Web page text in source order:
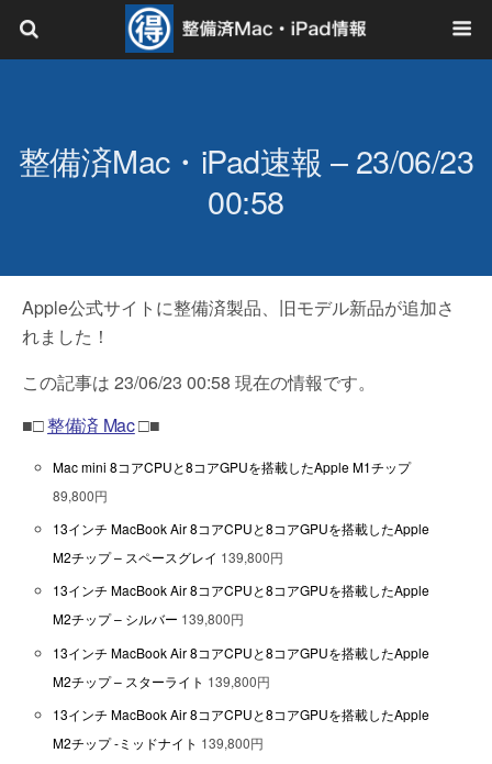
整備済Mac・iPad速報 – 23/06/23
00:58
Apple公式サイトに整備済製品、旧モデル新品が追加さ
れました！
この記事は 23/06/23 00:58 現在の情報です。
■□整備済 Mac□■
Mac mini 8コアCPUと8コアGPUを搭載したApple M1チップ
89,800円
13インチ MacBook Air 8コアCPUと8コアGPUを搭載したApple
M2チップ – スペースグレイ 139,800円
13インチ MacBook Air 8コアCPUと8コアGPUを搭載したApple
M2チップ – シルバー 139,800円
13インチ MacBook Air 8コアCPUと8コアGPUを搭載したApple
M2チップ – スターライト 139,800円
13インチ MacBook Air 8コアCPUと8コアGPUを搭載したApple
M2チップ -ミッドナイト 139,800円